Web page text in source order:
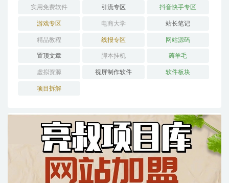
实用免费软件 引流专区 抖音快手专区
游戏专区 电商大学 站长笔记
精品教程 线报专区 网站源码
置顶文章 脚本挂机 薅羊毛
虚拟资源 视屏制作软件 软件板块
项目拆解